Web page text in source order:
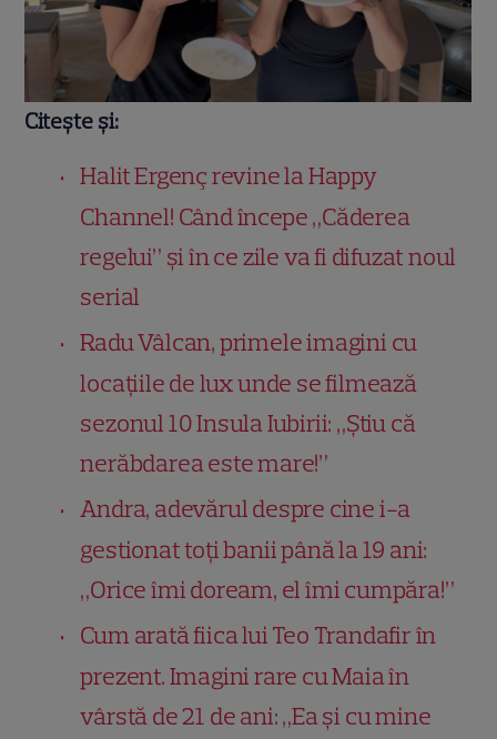
Citește și:
Halit Ergenç revine la Happy
Channel! Când începe „Căderea
regelui” și în ce zile va fi difuzat noul
serial
Radu Vâlcan, primele imagini cu
locațiile de lux unde se filmează
sezonul 10 Insula Iubirii: „Știu că
nerăbdarea este mare!”
Andra, adevărul despre cine i-a
gestionat toți banii până la 19 ani:
„Orice îmi doream, el îmi cumpăra!”
Cum arată fiica lui Teo Trandafir în
prezent. Imagini rare cu Maia în
vârstă de 21 de ani: „Ea și cu mine